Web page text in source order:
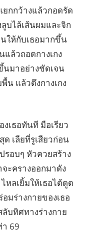
ยกกว้างแล้วกอดรัด
บไล้เส้นผมและจิก
นให้กับเธอมากขึ้น
ล้วถอดกางเกง
นมาอย่างชัดเจน
น แล้วดึงกางเกง
เธอทันที มือเรียว
เลียที่รูเสียวก่อน
อบๆ หัวควยสร้าง
ะครางออกมาดัง
หลเยิ้มให้เธอได้ดูด
มร่างกายของเธอ
บทิศทางร่างกาย
า 69